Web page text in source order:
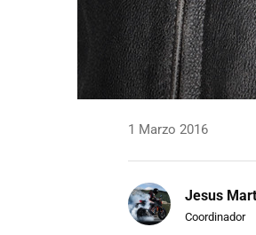
1 Marzo 2016
Jesus
Coordinador